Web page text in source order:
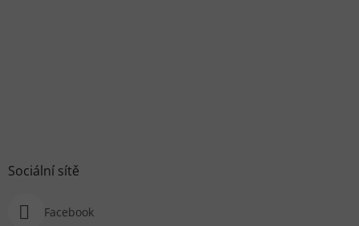
Sociální sítě
Facebook